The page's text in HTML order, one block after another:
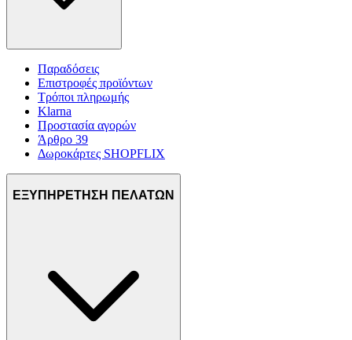
Παραδόσεις
Επιστροφές προϊόντων
Τρόποι πληρωμής
Klarna
Προστασία αγορών
Άρθρο 39
Δωροκάρτες SHOPFLIX
ΕΞΥΠΗΡΕΤΗΣΗ ΠΕΛΑΤΩΝ